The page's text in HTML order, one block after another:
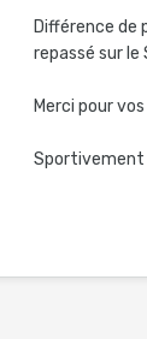
Différence de
repassé sur le
Merci pour
Sportivement